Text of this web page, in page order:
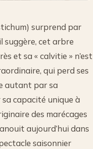
surprend par
suggère, cet arbre
et sa « calvitie » n’est
qui perd ses
autant par sa
capacité unique à
des marécages
aujourd’hui dans
saisonnier